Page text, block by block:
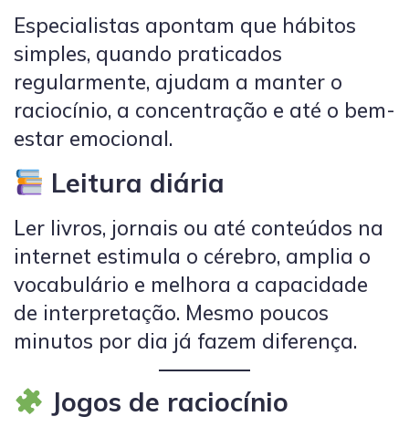
Especialistas apontam que hábitos
simples, quando praticados
regularmente, ajudam a manter o
raciocínio, a concentração e até o bem-
estar emocional.
Leitura diária
Ler livros, jornais ou até conteúdos na
internet estimula o cérebro, amplia o
vocabulário e melhora a capacidade
de interpretação. Mesmo poucos
minutos por dia já fazem diferença.
Jogos de raciocínio